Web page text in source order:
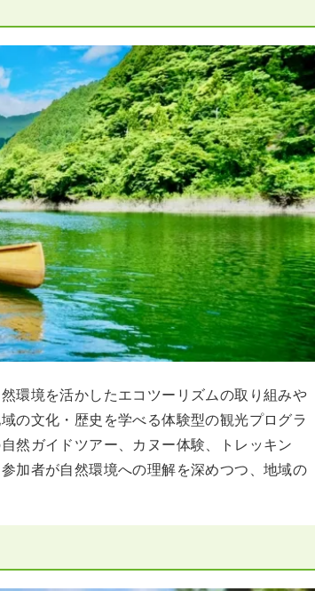
環境を活かしたエコツーリズムの取り組みや
の文化・歴史を学べる体験型の観光プログラ
然ガイドツアー、カヌー体験、トレッキン
加者が自然環境への理解を深めつつ、地域の